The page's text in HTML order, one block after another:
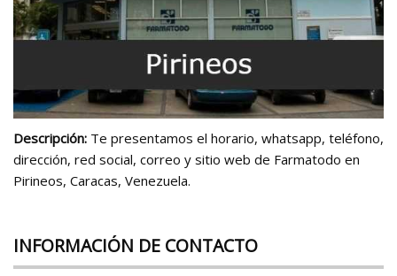
Descripción: Te presentamos el horario, whatsapp, teléfono,
dirección, red social, correo y sitio web de Farmatodo en
Pirineos, Caracas, Venezuela.
INFORMACIÓN DE CONTACTO